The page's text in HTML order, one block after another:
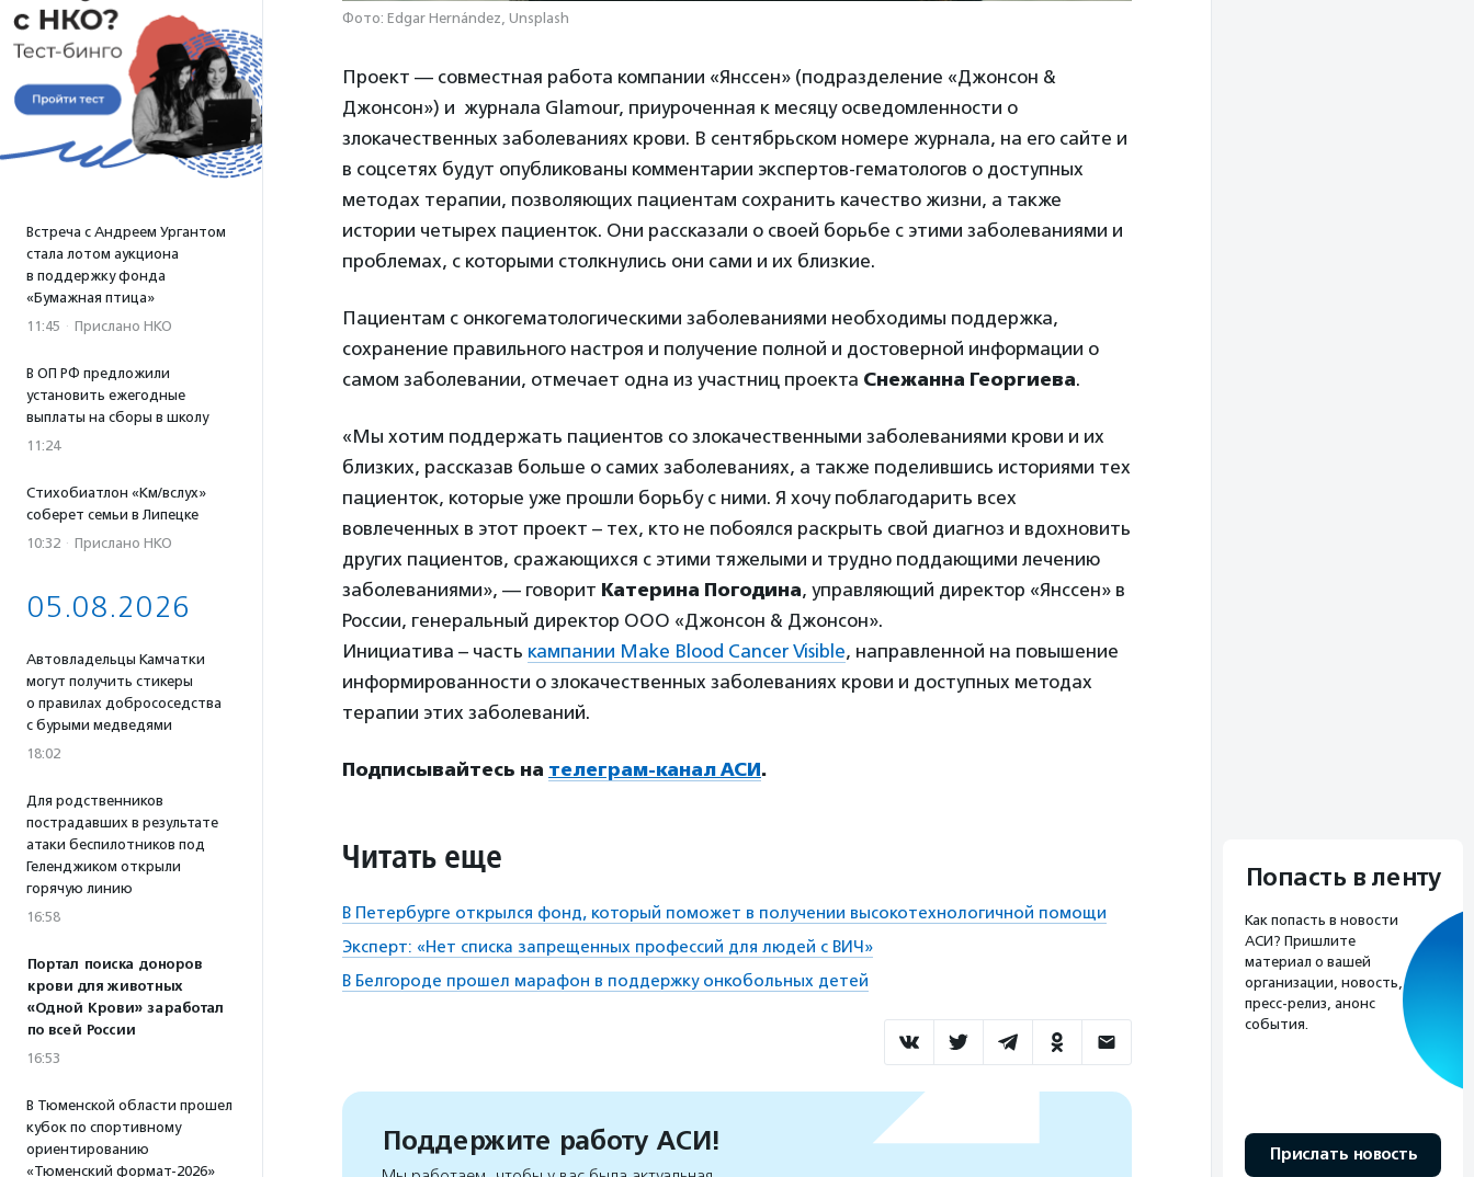
Встреча с Андреем Ургантом
стала лотом аукциона
в поддержку фонда
«Бумажная птица»
11:45 · Прислано НКО
В ОП РФ предложили
установить ежегодные
выплаты на сборы в школу
11:24
Стихобиатлон «Км/вслух»
соберет семьи в Липецке
10:32 · Прислано НКО
05.08.2026
Автовладельцы Камчатки
могут получить стикеры
о правилах добрососедства
с бурыми медведями
18:02
Для родственников
пострадавших в результате
атаки беспилотников под
Геленджиком открыли
горячую линию
16:58
Портал поиска доноров
крови для животных
«Одной Крови» заработал
по всей России
16:53
В Тюменской области прошел
кубок по спортивному
ориентированию
«Тюменский формат-2026»
Фото: Edgar Hernández, Unsplash
Проект — совместная работа компании «Янссен» (подразделение «Джонсон &
Джонсон») и журнала Glamour, приуроченная к месяцу осведомленности о
злокачественных заболеваниях крови. В сентябрьском номере журнала, на его сайте и
в соцсетях будут опубликованы комментарии экспертов-гематологов о доступных
методах терапии, позволяющих пациентам сохранить качество жизни, а также
истории четырех пациенток. Они рассказали о своей борьбе с этими заболеваниями и
проблемах, с которыми столкнулись они сами и их близкие.
Пациентам с онкогематологическими заболеваниями необходимы поддержка,
сохранение правильного настроя и получение полной и достоверной информации о
самом заболевании, отмечает одна из участниц проекта Снежанна Георгиева.
«Мы хотим поддержать пациентов со злокачественными заболеваниями крови и их
близких, рассказав больше о самих заболеваниях, а также поделившись историями тех
пациенток, которые уже прошли борьбу с ними. Я хочу поблагодарить всех
вовлеченных в этот проект – тех, кто не побоялся раскрыть свой диагноз и вдохновить
других пациентов, сражающихся с этими тяжелыми и трудно поддающими лечению
заболеваниями», — говорит Катерина Погодина, управляющий директор «Янссен» в
России, генеральный директор ООО «Джонсон & Джонсон».
Инициатива – часть кампании Make Blood Cancer Visible, направленной на повышение
информированности о злокачественных заболеваниях крови и доступных методах
терапии этих заболеваний.
Подписывайтесь на телеграм-канал АСИ.
Читать еще
В Петербурге открылся фонд, который поможет в получении высокотехнологичной помощи
Эксперт: «Нет списка запрещенных профессий для людей с ВИЧ»
В Белгороде прошел марафон в поддержку онкобольных детей
Поддержите работу АСИ!
Попасть в ленту
Как попасть в новости
АСИ? Пришлите
материал о вашей
организации, новость,
пресс-релиз, анонс
события.
Прислать новость